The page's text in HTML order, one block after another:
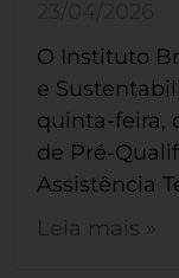
O Instituto
e
quinta-feira,
de Pré-
Assistência
Leia mais »